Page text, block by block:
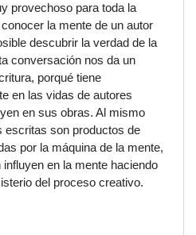
provechoso para toda la
la mente de un autor
descubrir la verdad de la
conversación nos da un
porqué tiene
en las vidas de autores
en sus obras. Al mismo
escritas son productos de
por la máquina de la mente,
en la mente haciendo
del proceso creativo.